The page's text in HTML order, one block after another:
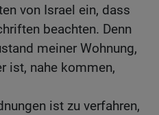
von Israel ein, dass
beachten. Denn
meiner Wohnung,
ist, nahe kommen,
ist zu verfahren,